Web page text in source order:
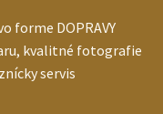
forme DOPRAVY
kvalitné fotografie
servis